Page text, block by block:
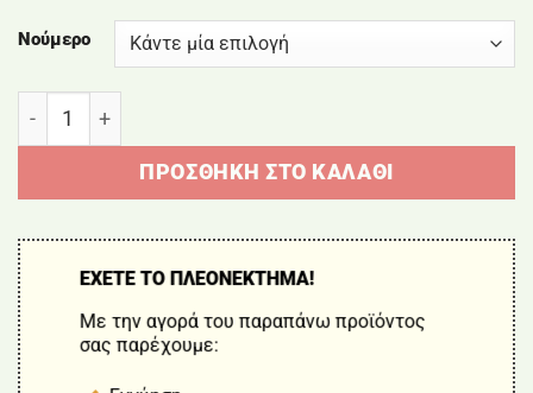
Νούμερο
ΠΡΟΣΘΉΚΗ ΣΤΟ ΚΑΛΆΘΙ
ΕΧΕΤΕ ΤΟ ΠΛΕΟΝΕΚΤΗΜΑ!
Με την αγορά του παραπάνω προϊόντος
σας παρέχουμε: